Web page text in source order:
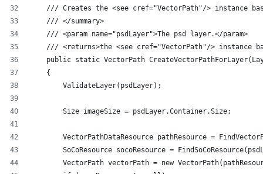
/// Creates the <see cref="VectorPath"/> instance
    /// </summary>
    /// <param name="psdLayer">The psd layer.</param>
/// <returns>the <see cref="VectorPath"/> instance
public static VectorPath
    {
        ValidateLayer(psdLayer);
        Size imageSize = psdLayer.Container.Size;
VectorPathDataResource pathResource =
SoCoResource socoResource =
VectorPath vectorPath = new